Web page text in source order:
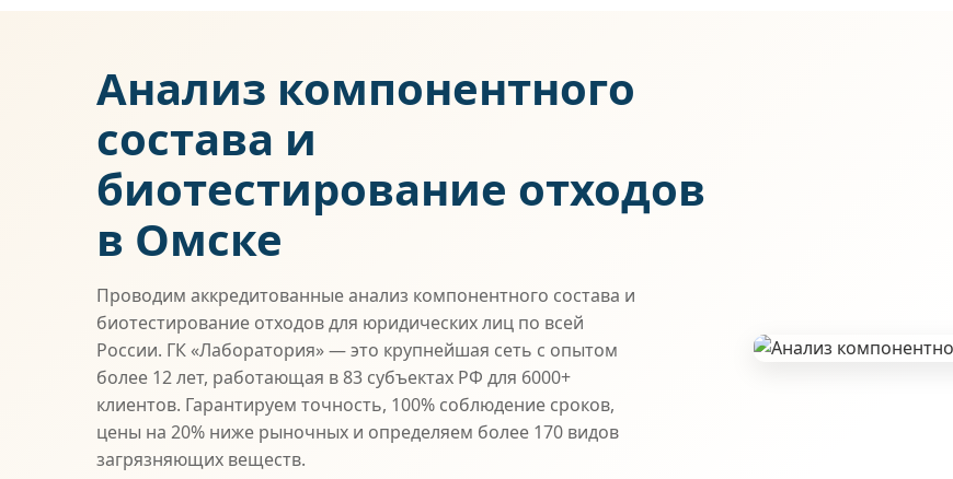
Анализ компонентного
состава и
биотестирование отходов
в Омске
Проводим аккредитованные анализ компонентного состава и
биотестирование отходов для юридических лиц по всей
России. ГК «Лаборатория» — это крупнейшая сеть с опытом
более 12 лет, работающая в 83 субъектах РФ для 6000+
клиентов. Гарантируем точность, 100% соблюдение сроков,
цены на 20% ниже рыночных и определяем более 170 видов
загрязняющих веществ.